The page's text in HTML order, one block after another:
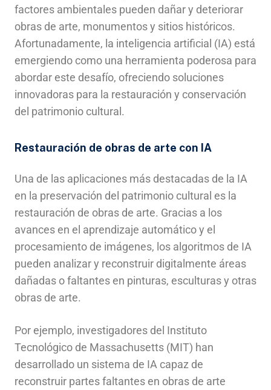
factores ambientales pueden dañar y deteriorar
obras de arte, monumentos y sitios históricos.
Afortunadamente, la inteligencia artificial (IA) está
emergiendo como una herramienta poderosa para
abordar este desafío, ofreciendo soluciones
innovadoras para la restauración y conservación
del patrimonio cultural.
Restauración de obras de arte con IA
Una de las aplicaciones más destacadas de la IA
en la preservación del patrimonio cultural es la
restauración de obras de arte. Gracias a los
avances en el aprendizaje automático y el
procesamiento de imágenes, los algoritmos de IA
pueden analizar y reconstruir digitalmente áreas
dañadas o faltantes en pinturas, esculturas y otras
obras de arte.
Por ejemplo, investigadores del Instituto
Tecnológico de Massachusetts (MIT) han
desarrollado un sistema de IA capaz de
reconstruir partes faltantes en obras de arte